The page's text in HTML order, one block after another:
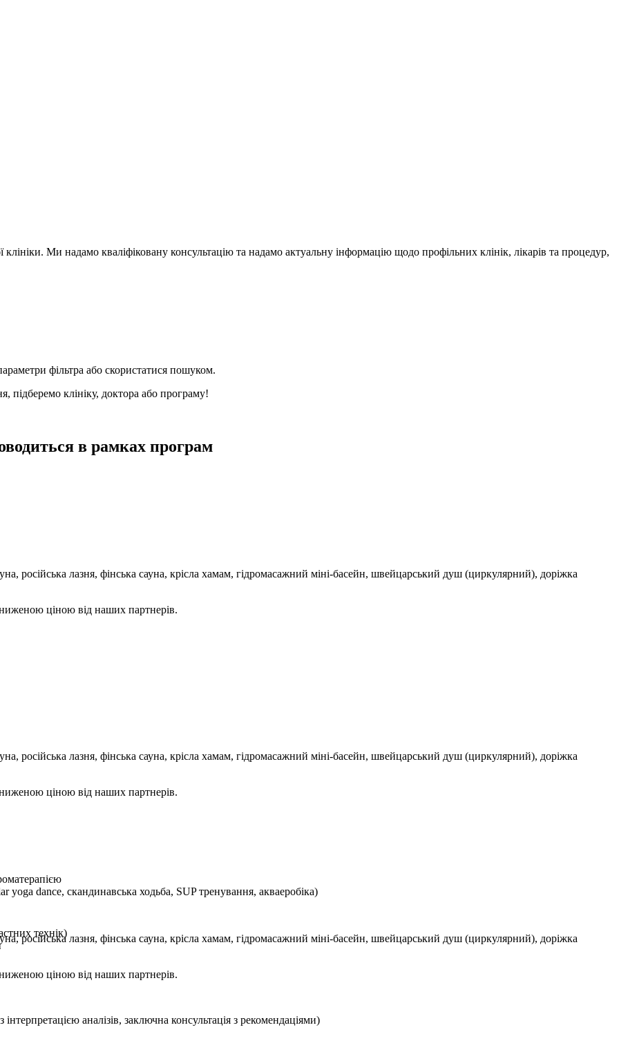
Ми надамо кваліфіковану консультацію та надамо актуальну інформацію щодо профільних клінік, лікарів та процедур,
фільтра або скористатися пошуком.
підберемо клініку, доктора або програму!
в рамках програм
технік)
аналізів, заключна консультація з рекомендаціями)
російська лазня, фінська сауна, крісла хамам, гідромасажний міні-басейн, швейцарський душ (циркулярний), доріжка
ціною від наших партнерів.
dance, скандинавська ходьба, SUP тренування, акваеробіка)
російська лазня, фінська сауна, крісла хамам, гідромасажний міні-басейн, швейцарський душ (циркулярний), доріжка
ціною від наших партнерів.
російська лазня, фінська сауна, крісла хамам, гідромасажний міні-басейн, швейцарський душ (циркулярний), доріжка
ціною від наших партнерів.